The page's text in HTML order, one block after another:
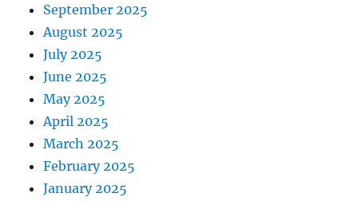
September 2025
August 2025
July 2025
June 2025
May 2025
April 2025
March 2025
February 2025
January 2025